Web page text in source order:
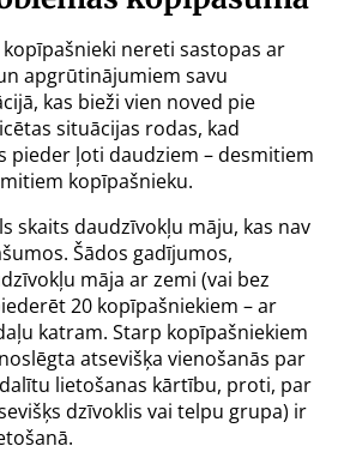
nereti sastopas ar
apgrūtinājumiem savu
kas bieži vien noved pie
situācijas rodas, kad
pieder ļoti daudziem – desmitiem
kopīpašnieku.
skaits daudzīvokļu māju, kas nav
Šādos gadījumos,
māja ar zemi (vai bez
20 kopīpašniekiem – ar
katram. Starp kopīpašniekiem
atsevišķa vienošanās par
lietošanas kārtību, proti, par
dzīvoklis vai telpu grupa) ir